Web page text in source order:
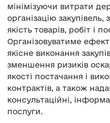
мінімізуючи витрати
організацію
якість товарів, робіт і
Організовуватиме
якісне виконання
зменшення ризиків
якості постачання і
контрактів, а також
консультаційні,
послуги.